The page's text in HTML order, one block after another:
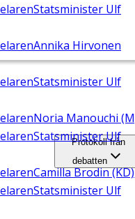
Statsminister Ulf
Annika Hirvonen
Statsminister Ulf
Noria Manouchi
Statsminister Ulf
Camilla Brodin (KD)
Statsminister Ulf
Protokoll från
debatten